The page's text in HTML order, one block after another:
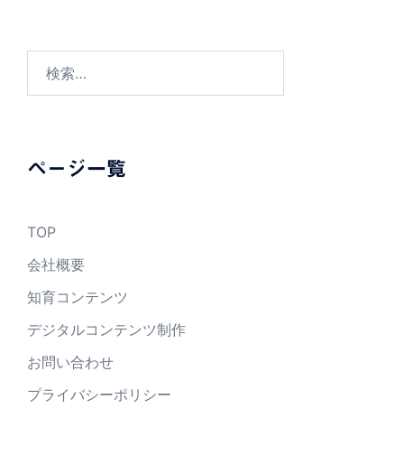
ページ一覧
TOP
会社概要
知育コンテンツ
デジタルコンテンツ制作
お問い合わせ
プライバシーポリシー